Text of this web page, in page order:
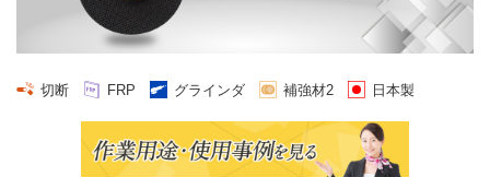
切断 FRP グラインダ 補強材2 日本製